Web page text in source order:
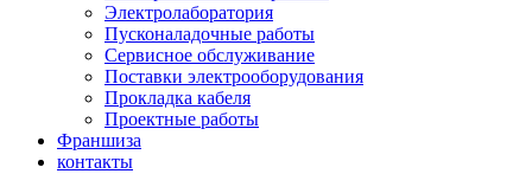
Электролаборатория
Пусконаладочные работы
Сервисное обслуживание
Поставки электрооборудования
Прокладка кабеля
Проектные работы
Франшиза
контакты